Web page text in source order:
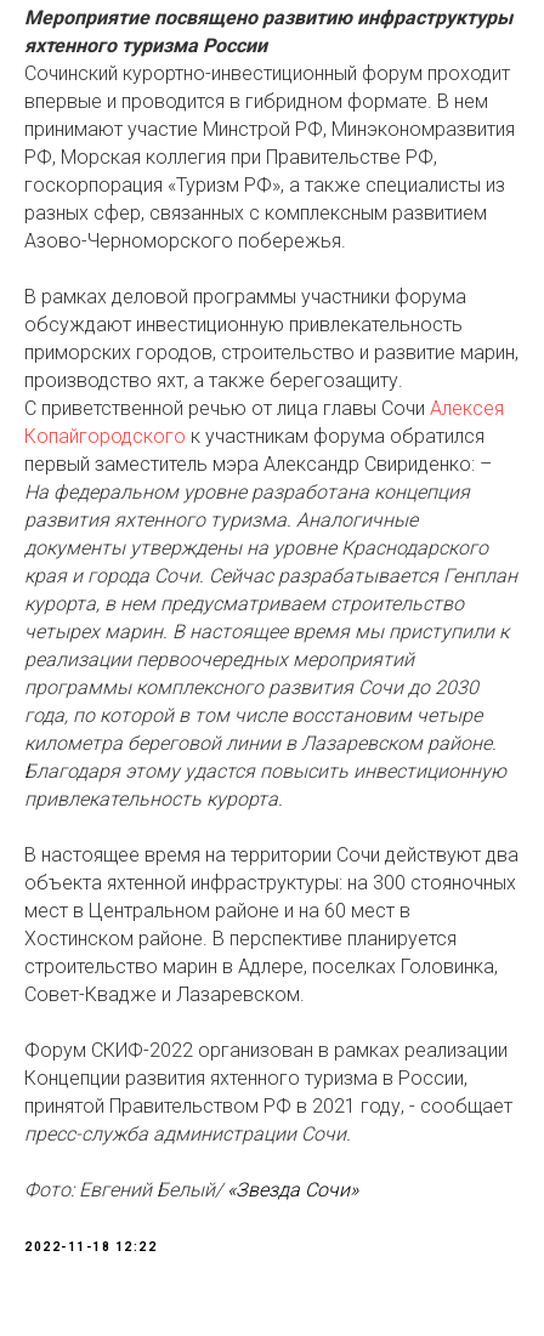
Мероприятие посвящено развитию инфраструктуры
яхтенного туризма России
Сочинский курортно-инвестиционный форум проходит
впервые и проводится в гибридном формате. В нем
принимают участие Минстрой РФ, Минэкономразвития
РФ, Морская коллегия при Правительстве РФ,
госкорпорация «Туризм РФ», а также специалисты из
разных сфер, связанных с комплексным развитием
Азово-Черноморского побережья.
В рамках деловой программы участники форума
обсуждают инвестиционную привлекательность
приморских городов, строительство и развитие марин,
производство яхт, а также берегозащиту.
С приветственной речью от лица главы Сочи Алексея
Копайгородского к участникам форума обратился
первый заместитель мэра Александр Свириденко: –
На федеральном уровне разработана концепция
развития яхтенного туризма. Аналогичные
документы утверждены на уровне Краснодарского
края и города Сочи. Сейчас разрабатывается Генплан
курорта, в нем предусматриваем строительство
четырех марин. В настоящее время мы приступили к
реализации первоочередных мероприятий
программы комплексного развития Сочи до 2030
года, по которой в том числе восстановим четыре
километра береговой линии в Лазаревском районе.
Благодаря этому удастся повысить инвестиционную
привлекательность курорта.
В настоящее время на территории Сочи действуют два
объекта яхтенной инфраструктуры: на 300 стояночных
мест в Центральном районе и на 60 мест в
Хостинском районе. В перспективе планируется
строительство марин в Адлере, поселках Головинка,
Совет-Квадже и Лазаревском.
Форум СКИФ-2022 организован в рамках реализации
Концепции развития яхтенного туризма в России,
принятой Правительством РФ в 2021 году, - сообщает
пресс-служба администрации Сочи.
Фото: Евгений Белый/«Звезда Сочи»
2022-11-18 12:22